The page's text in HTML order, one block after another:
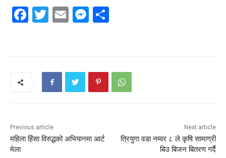
Facebook
Twitter
EmailMessenger
Previous article
महिला हिंसा विरुद्धको अभियानमा आर्ट
मेला
Next article
त्रियुगा वडा नम्वर ८ ले कृषि सामाग्री
बिउ बिजन बितरण गर्दै